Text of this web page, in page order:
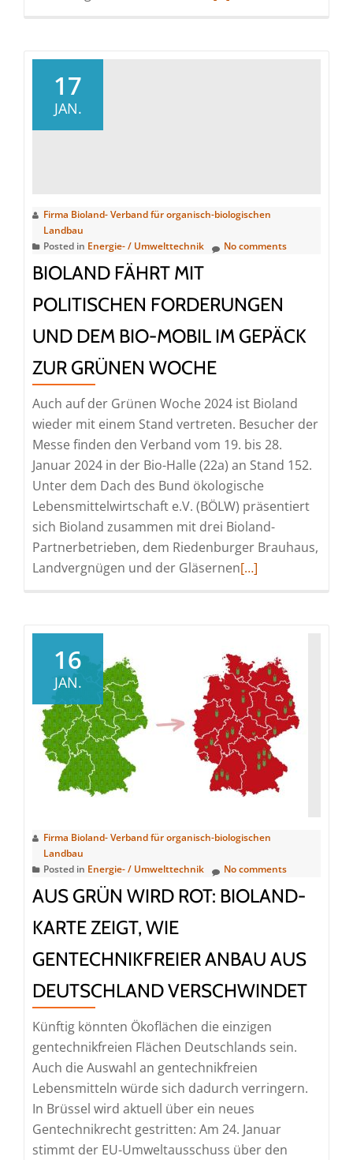
17
JAN.
Firma Bioland- Verband für organisch-biologischen
Landbau
Posted in Energie- / Umwelttechnik No comments
BIOLAND FÄHRT MIT
POLITISCHEN FORDERUNGEN
UND DEM BIO-MOBIL IM GEPÄCK
ZUR GRÜNEN WOCHE
Auch auf der Grünen Woche 2024 ist Bioland
wieder mit einem Stand vertreten. Besucher der
Messe finden den Verband vom 19. bis 28.
Januar 2024 in der Bio-Halle (22a) an Stand 152.
Unter dem Dach des Bund ökologische
Lebensmittelwirtschaft e.V. (BÖLW) präsentiert
sich Bioland zusammen mit drei Bioland-
Partnerbetrieben, dem Riedenburger Brauhaus,
Landvergnügen und der GläsernenRead
mit
politischen
Forderungen
und
dem
Bio-
Mobil
Gepäck
Grünen
Woche
[…]
16
JAN.
Firma Bioland- Verband für organisch-biologischen
Landbau
Posted in Energie- / Umwelttechnik No comments
AUS GRÜN WIRD ROT: BIOLAND-
KARTE ZEIGT, WIE
GENTECHNIKFREIER ANBAU AUS
DEUTSCHLAND VERSCHWINDET
Künftig könnten Ökoflächen die einzigen
gentechnikfreien Flächen Deutschlands sein.
Auch die Auswahl an gentechnikfreien
Lebensmitteln würde sich dadurch verringern.
In Brüssel wird aktuell über ein neues
Gentechnikrecht gestritten: Am 24. Januar
stimmt der EU-Umweltausschuss über den